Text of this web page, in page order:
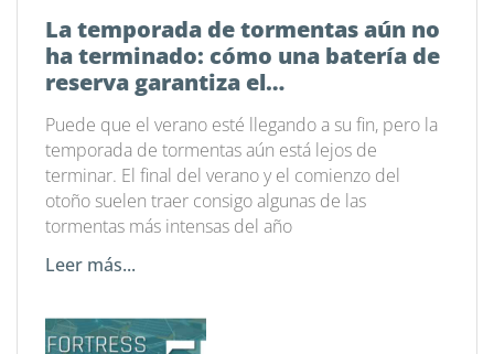
La temporada de tormentas aún no
ha terminado: cómo una batería de
reserva garantiza el
Puede que el verano esté llegando a su fin, pero la
temporada de tormentas aún está lejos de
terminar. El final del verano y el comienzo del
otoño suelen traer consigo algunas de las
tormentas más intensas del año
Leer más...